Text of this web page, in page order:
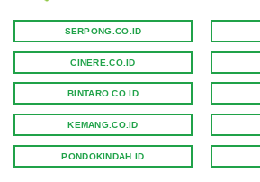
SERPONG.CO.ID
CINERE.CO.ID
BINTARO.CO.ID
KEMANG.CO.ID
PONDOKINDAH.ID